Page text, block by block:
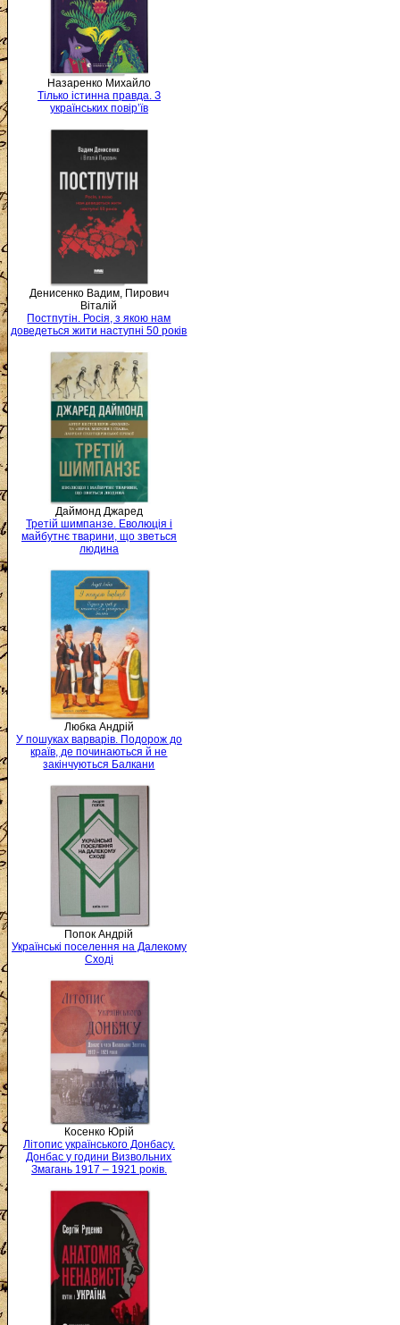
Назаренко Михайло
Тілько істинна правда. З
українських повір’їв
Денисенко Вадим, Пирович
Віталій
Постпутін. Росія, з якою нам
доведеться жити наступні 50 років
Даймонд Джаред
Третій шимпанзе. Еволюція і
майбутнє тварини, що зветься
людина
Любка Андрій
У пошуках варварів. Подорож до
країв, де починаються й не
закінчуються Балкани
Попок Андрій
Українські поселення на Далекому
Сході
Косенко Юрій
Літопис українського Донбасу.
Донбас у години Визвольних
Змагань 1917 – 1921 років.